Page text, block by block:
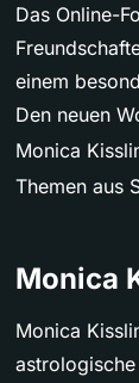
Das Online-
einem
Den neuen
Monica
Themen aus
Monica
Monica
astrologische